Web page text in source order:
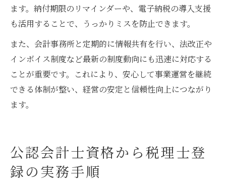
ます。納付期限のリマインダーや、電子納税の導入支援
も活用することで、うっかりミスを防止できます。
また、会計事務所と定期的に情報共有を行い、法改正や
インボイス制度など最新の制度動向にも迅速に対応する
ことが重要です。これにより、安心して事業運営を継続
できる体制が整い、経営の安定と信頼性向上につながり
ます。
公認会計士資格から税理士登
録の実務手順